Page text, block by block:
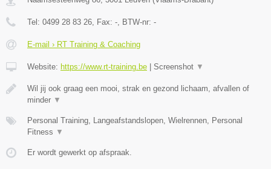
Tel: 0499 28 83 26 , Fax: - , BTW-nr: -
E-mail › RT Training & Coaching
Website: https://www.rt-training.be | Screenshot ▼
Wil jij ook graag een mooi, strak en gezond lichaam, afvallen of
minder ▼
Personal Training, Langeafstandslopen, Wielrennen, Personal
Fitness ▼
Er wordt gewerkt op afspraak.